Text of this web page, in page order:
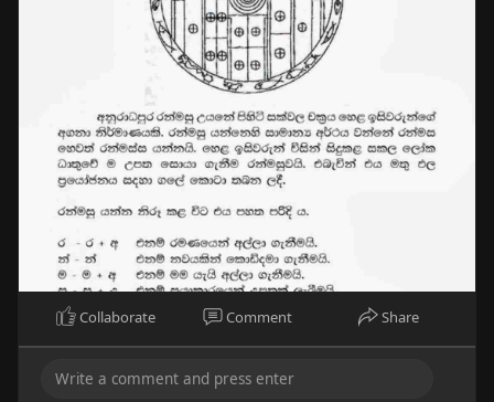
Collaborate Comment Share